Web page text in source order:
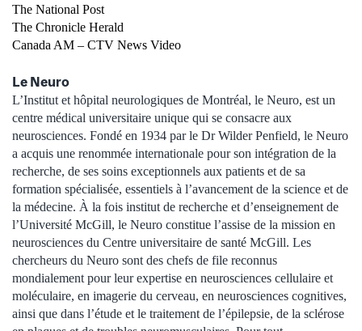
The National Post
The Chronicle Herald
Canada AM – CTV News Video
Le Neuro
L’Institut et hôpital neurologiques de Montréal, le Neuro, est un
centre médical universitaire unique qui se consacre aux
neurosciences. Fondé en 1934 par le Dr Wilder Penfield, le Neuro
a acquis une renommée internationale pour son intégration de la
recherche, de ses soins exceptionnels aux patients et de sa
formation spécialisée, essentiels à l’avancement de la science et de
la médecine. À la fois institut de recherche et d’enseignement de
l’Université McGill, le Neuro constitue l’assise de la mission en
neurosciences du Centre universitaire de santé McGill. Les
chercheurs du Neuro sont des chefs de file reconnus
mondialement pour leur expertise en neurosciences cellulaire et
moléculaire, en imagerie du cerveau, en neurosciences cognitives,
ainsi que dans l’étude et le traitement de l’épilepsie, de la sclérose